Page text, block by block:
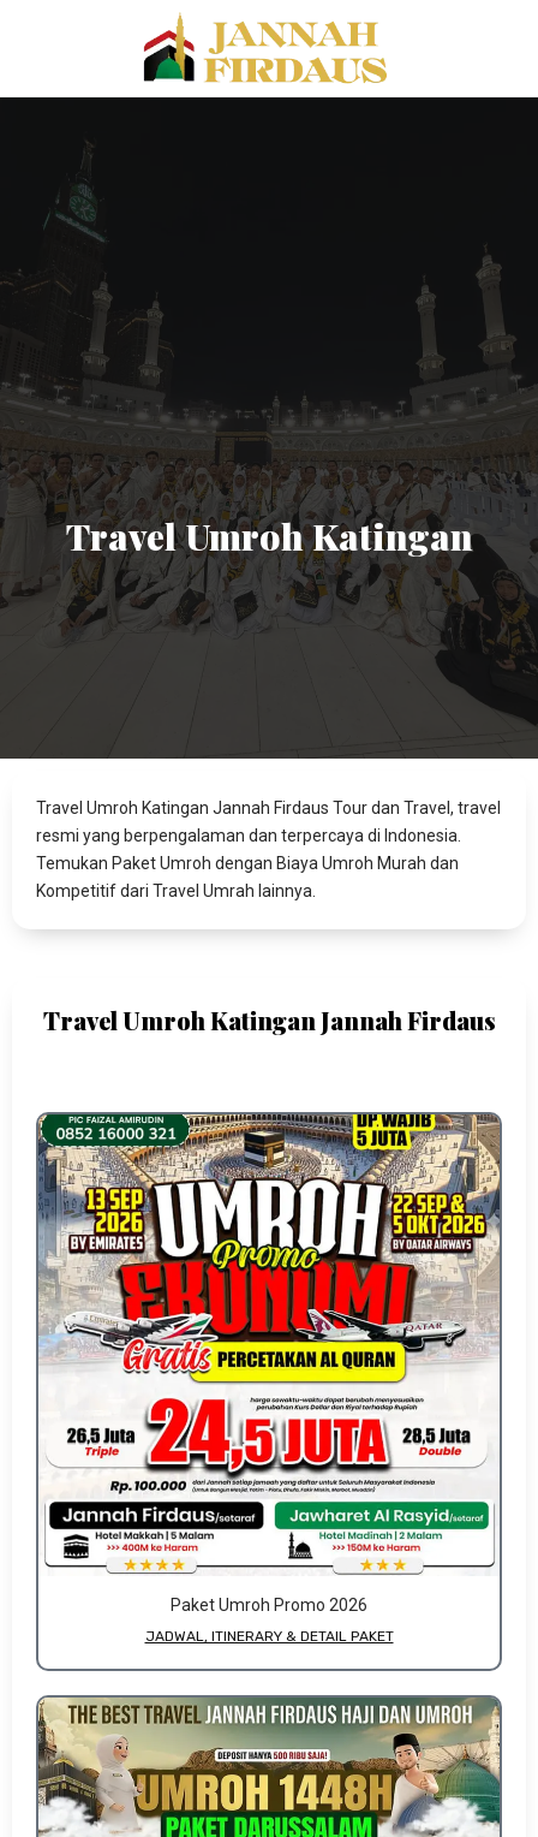
Travel Umroh Katingan
Travel Umroh Katingan Jannah Firdaus Tour dan Travel, travel
resmi yang berpengalaman dan terpercaya di Indonesia.
Temukan Paket Umroh dengan Biaya Umroh Murah dan
Kompetitif dari Travel Umrah lainnya.
Travel Umroh Katingan Jannah Firdaus
Paket Umroh Promo 2026
JADWAL, ITINERARY & DETAIL PAKET